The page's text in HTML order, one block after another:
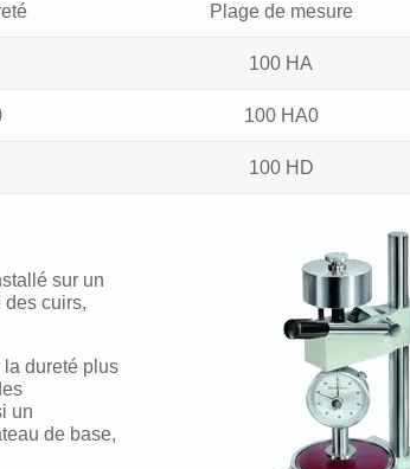
Plage de mesure
100 HA
100 HA0
100 HD
sur un
des cuirs,
la dureté plus
un
de base,